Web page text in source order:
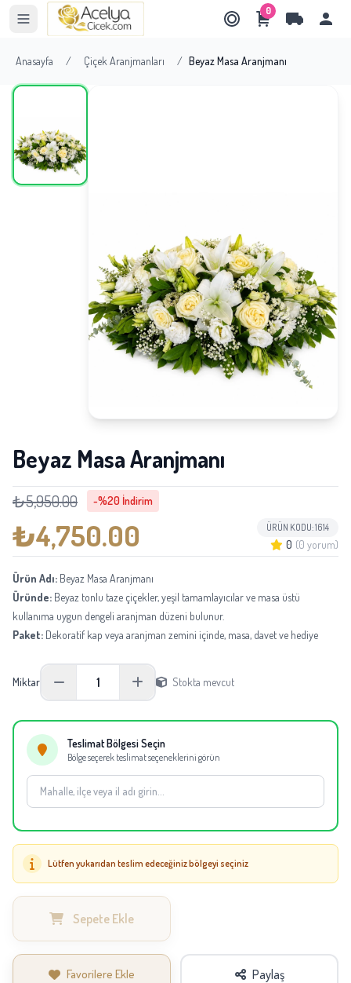
0
Anasayfa / Çiçek Aranjmanları / Beyaz Masa Aranjmanı
Beyaz Masa Aranjmanı
₺5,950.00 -%20 İndirim
₺4,750.00 ÜRÜN KODU: 1614
0 (0 yorum)
Ürün Adı: Beyaz Masa Aranjmanı
Üründe: Beyaz tonlu taze çiçekler, yeşil tamamlayıcılar ve masa üstü
kullanıma uygun dengeli aranjman düzeni bulunur.
Paket: Dekoratif kap veya aranjman zemini içinde, masa, davet ve hediye
Ortalama 30-45 cm aralığındadır.
Mevsimsel tedarik durumuna göre aynı kalite ve görünüm korunarak
Miktar 1 Stokta mevcut
Teslimat Bölgesi Seçin
Bölge seçerek teslimat seçeneklerini görün
Lütfen yukarıdan teslim edeceğiniz bölgeyi seçiniz
Sepete Ekle
Favorilere Ekle Paylaş